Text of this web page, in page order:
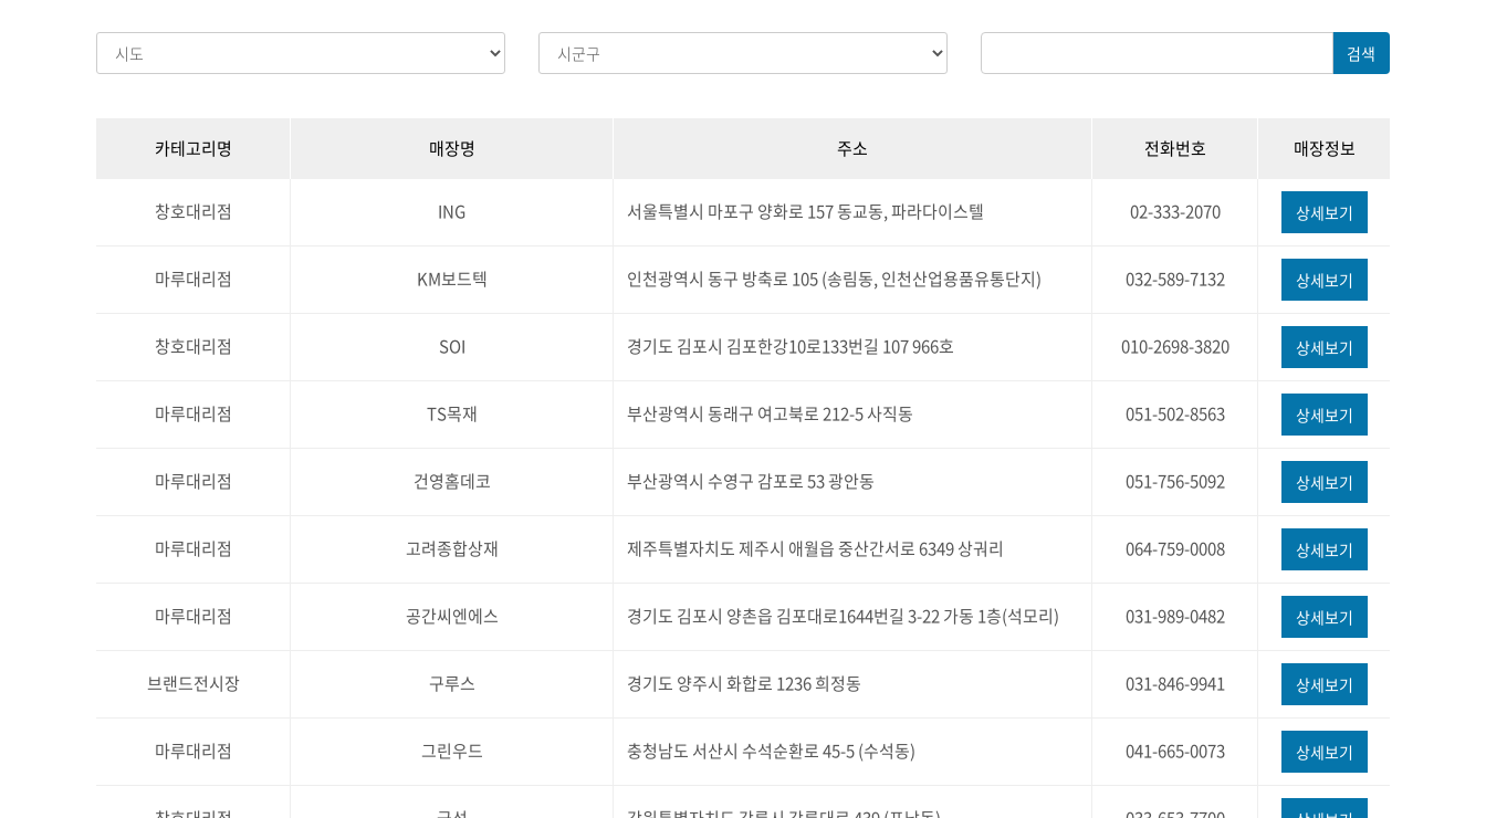
검색
카테고리명 매장명 주소 전화번호 매장정보
창호대리점 ING 서울특별시 마포구 양화로 157 동교동, 파라다이스텔 02-333-2070 상세보기
마루대리점 KM보드텍 인천광역시 동구 방축로 105 (송림동, 인천산업용품유통단지) 032-589-7132 상세보기
창호대리점 SOI 경기도 김포시 김포한강10로133번길 107 966호 010-2698-3820 상세보기
마루대리점 TS목재 부산광역시 동래구 여고북로 212-5 사직동 051-502-8563 상세보기
마루대리점 건영홈데코 부산광역시 수영구 감포로 53 광안동 051-756-5092 상세보기
마루대리점 고려종합상재 제주특별자치도 제주시 애월읍 중산간서로 6349 상궈리 064-759-0008 상세보기
마루대리점 공간씨엔에스 경기도 김포시 양촌읍 김포대로1644번길 3-22 가동 1층(석모리) 031-989-0482 상세보기
브랜드전시장 구루스 경기도 양주시 화합로 1236 희정동 031-846-9941 상세보기
마루대리점 그린우드 충청남도 서산시 수석순환로 45-5 (수석동) 041-665-0073 상세보기